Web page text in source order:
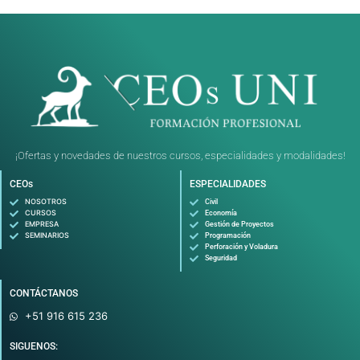
¡Ofertas y novedades de nuestros cursos, especialidades y modalidades!
CEOs
NOSOTROS
CURSOS
EMPRESA
SEMINARIOS
ESPECIALIDADES
Civil
Economía
Gestión de Proyectos
Programación
Perforación y Voladura
Seguridad
CONTÁCTANOS
+51 916 615 236
SIGUENOS: